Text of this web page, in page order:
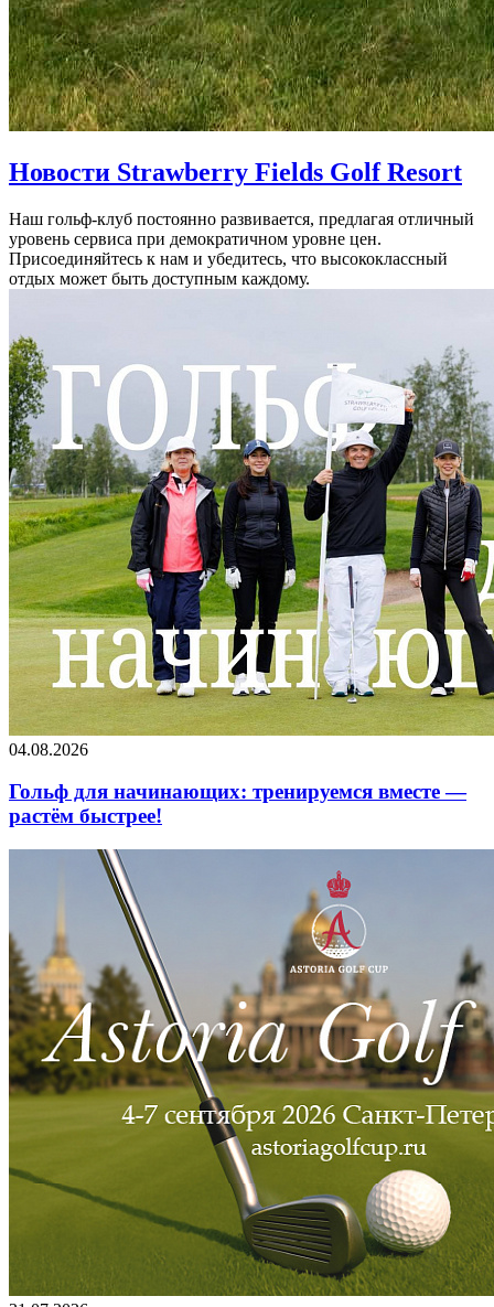
Новости Strawberry Fields Golf Resort
Наш гольф-клуб постоянно развивается, предлагая отличный
уровень сервиса при демократичном уровне цен.
Присоединяйтесь к нам и убедитесь, что высококлассный
отдых может быть доступным каждому.
04.08.2026
Гольф для начинающих: тренируемся вместе —
растём быстрее!